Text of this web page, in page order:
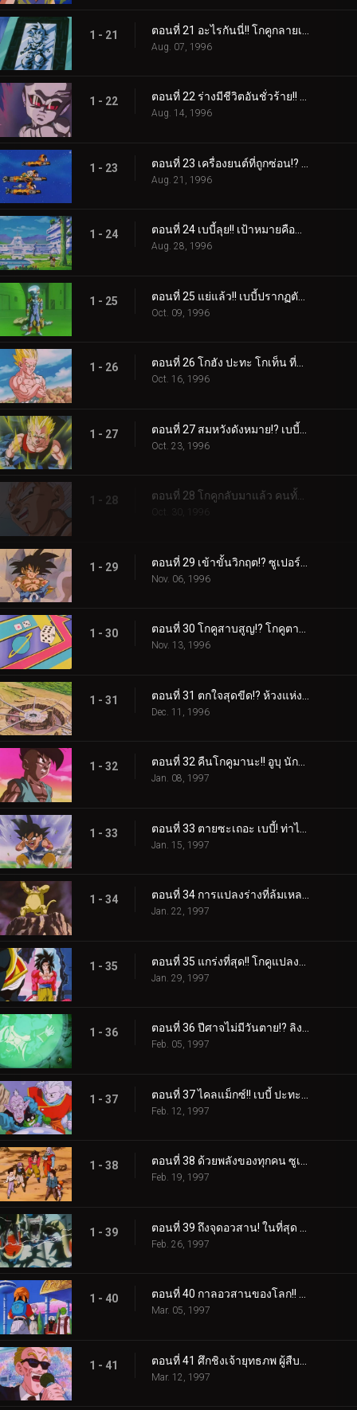
1 - 21
Aug. 07, 1996
1 - 22 ตอนที่ 22 ร่างมีชีวิตอันชั่วร้าย!! เบบี้ และความทะเยอทะยานสู่ความพินาศ
Aug. 14, 1996
1 - 23
Aug. 21, 1996
1 - 24 ตอนที่ 24 เบบี้ลุย!! เป้าหมายคือชาวไซย่า!!
Aug. 28, 1996
1 - 25
Oct. 09, 1996
1 - 26 ตอนที่ 26 โกฮัง ปะทะ โกเท็น ที่สุดแห่งความเลวร้าย พี่น้องทะเลาะกัน!?
Oct. 16, 1996
1 - 27
Oct. 23, 1996
1 - 28 ตอนที่ 28 โกคูกลับมาแล้ว คนทั้งโลกเป็นศัตรูของเราไปแล้ว!?
Oct. 30, 1996
1 - 29
Nov. 06, 1996
1 - 30 ตอนที่ 30 โกคูสาบสูญ!? โกคูตายไปซะแล้ว
Nov. 13, 1996
1 - 31
Dec. 11, 1996
1 - 32 ตอนที่ 32 คืนโกคูมานะ!! อูบุ นักรบแห่งความโกรธ
Jan. 08, 1997
1 - 33
Jan. 15, 1997
1 - 34 ตอนที่ 34 การแปลงร่างที่ล้มเหลว!? ลิงยักษ์โกคูอาละวาด!!
Jan. 22, 1997
1 - 35
Jan. 29, 1997
1 - 36 ตอนที่ 36 ปีศาจไม่มีวันตาย!? ลิงยักษ์เบบี้มหาโหด
Feb. 05, 1997
1 - 37
Feb. 12, 1997
1 - 38 ตอนที่ 38 ด้วยพลังของทุกคน ซูเปอร์ไซย่า 4 คืนชีพ
Feb. 19, 1997
1 - 39
Feb. 26, 1997
1 - 40 ตอนที่ 40 กาลอวสานของโลก!! การตัดสินใจของพิคโกโร่
Mar. 05, 1997
1 - 41
Mar. 12, 1997